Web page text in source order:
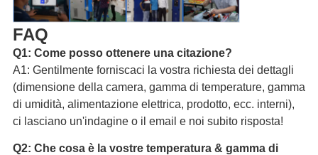
FAQ
Q1: Come posso ottenere una citazione?
A1: Gentilmente forniscaci la vostra richiesta dei dettagli
(dimensione della camera, gamma di temperature, gamma
di umidità, alimentazione elettrica, prodotto, ecc. interni),
ci lasciano un'indagine o il email e noi subito risposta!
Q2: Che cosa è la vostre temperatura & gamma di